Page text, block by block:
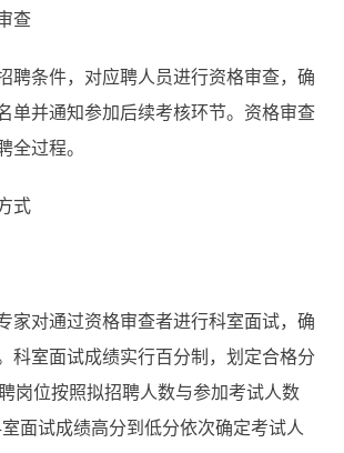
查
聘条件，对应聘人员进行资格审查，确
单并通知参加后续考核环节。资格审查
全过程。
式
家对通过资格审查者进行科室面试，确
科室面试成绩实行百分制，划定合格分
岗位按照拟招聘人数与参加考试人数
面试成绩高分到低分依次确定考试人